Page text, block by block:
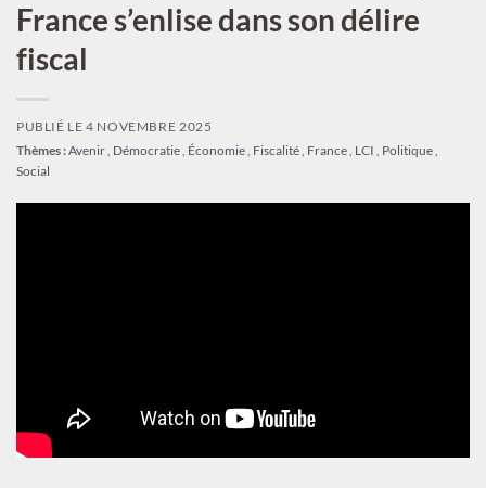
France s’enlise dans son délire
fiscal
PUBLIÉ LE4 NOVEMBRE 2025
Thèmes :Avenir, Démocratie, Économie, Fiscalité, France, LCI , Politique,
Social